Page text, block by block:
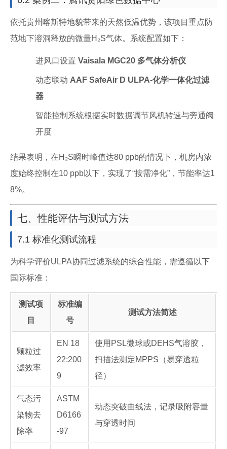
依托贵州喀斯特地貌带来的天然低温优势，该项目重点防
范地下溶洞释放的微量H₂S气体。系统配置如下：
进风口设置 Vaisala MGC20 多气体分析仪
动态联动 AAF SafeAir D ULPA-化学一体化过滤
器
智能控制系统根据实时数据调节风机转速与旁通阀
开度
结果表明，在H₂S瞬时峰值达80 ppb的情况下，机房内浓
度始终控制在10 ppb以下，实现了“按需净化”，节能率达1
8%。
七、性能评估与测试方法
7.1 标准化测试流程
为科学评价ULPA协同过滤系统的综合性能，需遵循以下
国际标准：
测试项
目
标准编
号
测试方法简述
颗粒过
滤效率
EN 18
22:200
9
使用PSL微球或DEHS气溶胶，
扫描法测定MPPS（易穿透粒
径）
气态污
染物去
除率
ASTM
D6166
-97
动态突破曲线法，记录吸附容量
与穿透时间